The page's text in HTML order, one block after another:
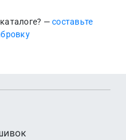
—составьте